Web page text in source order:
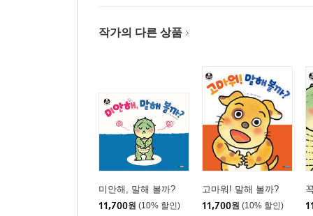
작가의 다른 상품
미안해, 말해 볼까?
11,700원 (10% 할인)
고마워! 말해 볼까?
11,700원 (10% 할인)